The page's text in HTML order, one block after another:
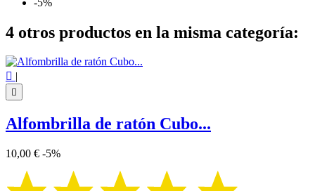
4 otros productos en la misma categoría:


Alfombrilla de ratón Cubo...
10,00 € -5%